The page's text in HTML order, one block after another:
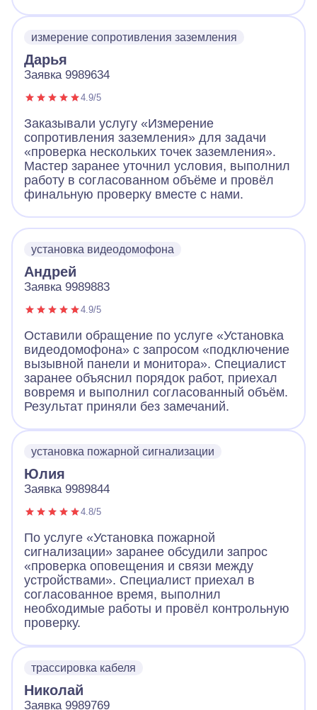
измерение сопротивления заземления
Дарья
Заявка 9989634
4.9/5
Заказывали услугу «Измерение
сопротивления заземления» для задачи
«проверка нескольких точек заземления».
Мастер заранее уточнил условия, выполнил
работу в согласованном объёме и провёл
финальную проверку вместе с нами.
установка видеодомофона
Андрей
Заявка 9989883
4.9/5
Оставили обращение по услуге «Установка
видеодомофона» с запросом «подключение
вызывной панели и монитора». Специалист
заранее объяснил порядок работ, приехал
вовремя и выполнил согласованный объём.
Результат приняли без замечаний.
установка пожарной сигнализации
Юлия
Заявка 9989844
4.8/5
По услуге «Установка пожарной
сигнализации» заранее обсудили запрос
«проверка оповещения и связи между
устройствами». Специалист приехал в
согласованное время, выполнил
необходимые работы и провёл контрольную
проверку.
трассировка кабеля
Николай
Заявка 9989769